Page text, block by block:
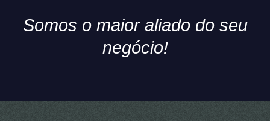
Somos o maior aliado do seu
negócio!